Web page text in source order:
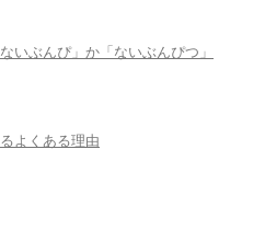
いぶんぴ」か「ないぶんぴつ」
よくある理由